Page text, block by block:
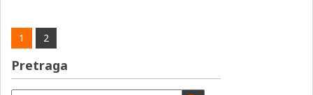
1 2
Pretraga